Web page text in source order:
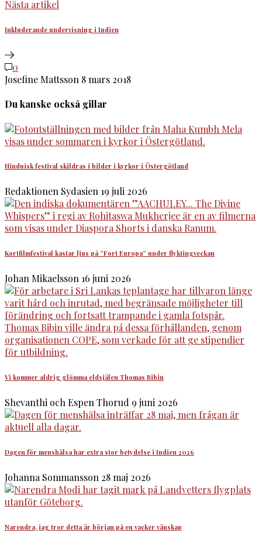
Nästa artikel
Inkluderande undervisning i Indien
0
Josefine Mattsson 8 mars 2018
Du kanske också gillar
Hinduisk festival skildras i bilder i kyrkor i Östergötland
Redaktionen Sydasien 19 juli 2026
Kortfilmfestival kastar ljus på ”Fort Europa” under flyktingveckan
Johan Mikaelsson 16 juni 2026
Vi kommer aldrig glömma eldsjälen Thomas Bibin
Shevanthi och Espen Thorud 9 juni 2026
Dagen för menshälsa har extra stor betydelse i Indien 2026
Johanna Sommansson 28 maj 2026
Narendra, jag tror detta är början på en vacker vänskap